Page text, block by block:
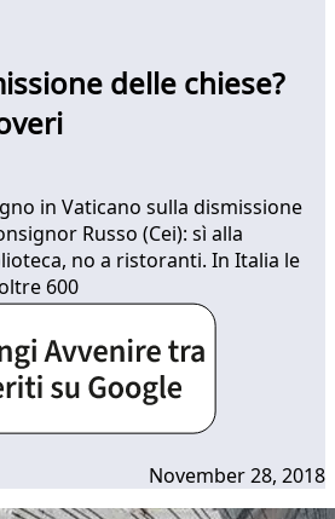
delle chiese?
in Vaticano sulla dismissione
Russo (Cei): sì alla
no a ristoranti. In Italia le
600
November 28, 2018